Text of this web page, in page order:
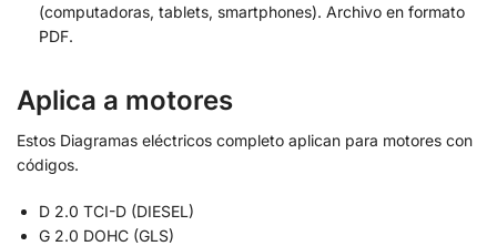
(computadoras, tablets, smartphones). Archivo en formato
PDF.
Aplica a motores
Estos Diagramas eléctricos completo aplican para motores con
códigos.
D 2.0 TCI-D (DIESEL)
G 2.0 DOHC (GLS)